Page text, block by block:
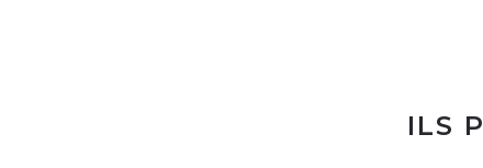
ILS